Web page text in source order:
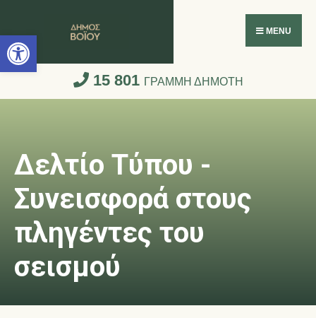
Ανοίξτε τη γραμμή εργαλείων
MENU
15 801 ΓΡΑΜΜΗ ΔΗΜΟΤΗ
Δελτίο Τύπου -
Συνεισφορά στους
πληγέντες του
σεισμού